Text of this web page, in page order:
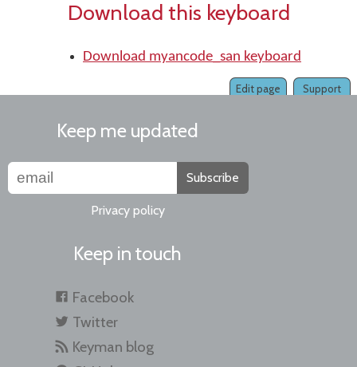
Download this keyboard
Download myancode_san keyboard
Support
Edit page
Keep me updated
Subscribe
Privacy policy
Keep in touch
Facebook
Twitter
Keyman blog